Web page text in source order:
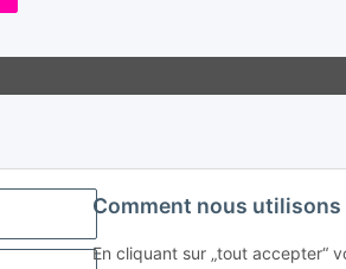
Comment nous utilisons
En cliquant sur „tout accepter“